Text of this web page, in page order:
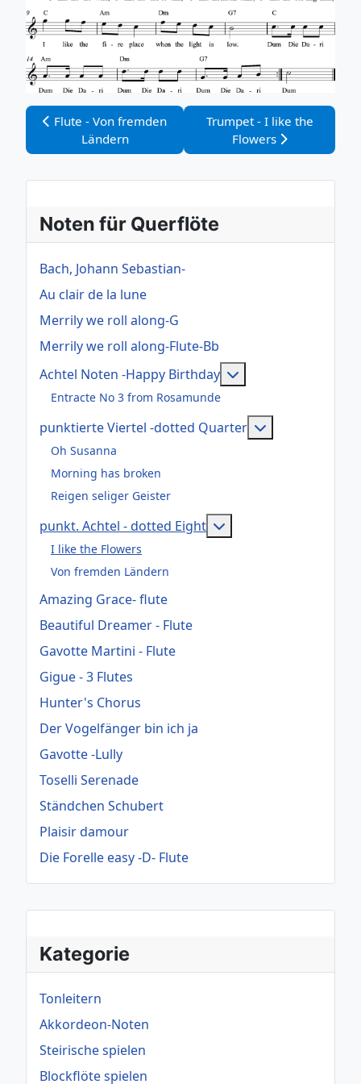
Kategorie
Tonleitern
Akkordeon-Noten
Steirische spielen
Blockflöte spielen
Vorheriger Beitrag: Flute - Von fremden Ländern
Flute - Von fremden
Ländern
Nächster Beitrag:
Trumpet - I like the
Flowers
Noten für Querflöte
Bach, Johann Sebastian-
Au clair de la lune
Merrily we roll along-G
Merrily we roll along-Flute-Bb
Achtel Noten -Happy Birthday
Entracte No 3 from Rosamunde
punktierte Viertel -dotted Quarter
Oh Susanna
Morning has broken
Reigen seliger Geister
punkt. Achtel - dotted Eight
I like the Flowers
Von fremden Ländern
Amazing Grace- flute
Beautiful Dreamer - Flute
Gavotte Martini - Flute
Gigue - 3 Flutes
Hunter's Chorus
Der Vogelfänger bin ich ja
Gavotte -Lully
Toselli Serenade
Ständchen Schubert
Plaisir damour
Die Forelle easy -D- Flute